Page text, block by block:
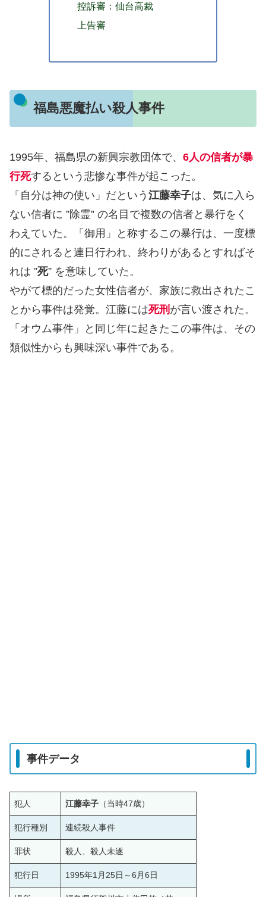
控訴審：仙台高裁
上告審
福島悪魔払い殺人事件
1995年、福島県の新興宗教団体で、 6人の信者が暴
行死するという悲惨な事件が起こった。
「自分は神の使い」だという 江藤幸子は、気に入ら
ない信者に ”除霊” の名目で複数の信者と暴行をく
わえていた。「御用」と称するこの暴行は、一度標
的にされると連日行われ、終わりがあるとすればそ
れは ”死” を意味していた。
やがて標的だった女性信者が、家族に救出されたこ
とから事件は発覚。江藤には死刑 が言い渡された。
「オウム事件」と同じ年に起きたこの事件は、その
類似性からも興味深い事件である。
事件データ
犯人 江藤幸子 （当時47歳）
犯行種別 連続殺人事件
罪状 殺人、殺人未遂
犯行日 1995年1月25日～6月6日